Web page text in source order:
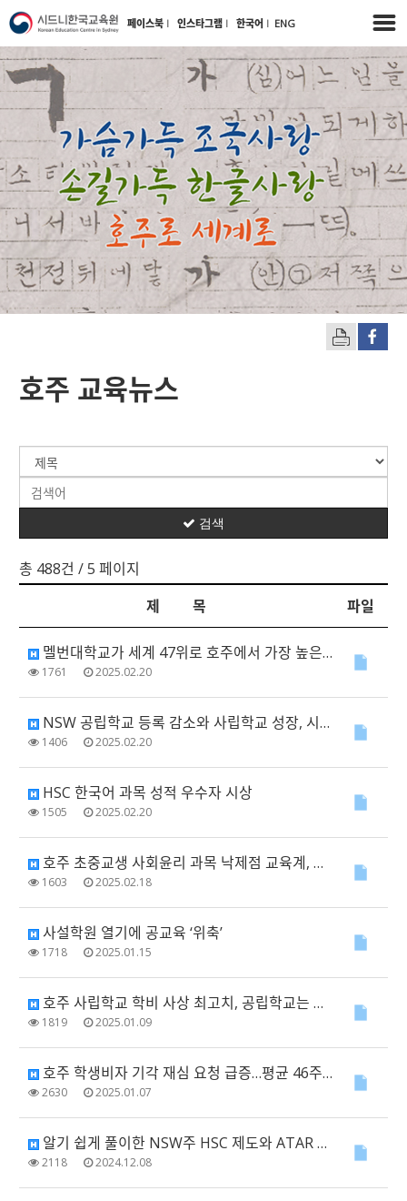
페이스북 l 인스타그램 l 한국어 l ENG
호주 교육뉴스
총 488건 / 5 페이지
검색
제 목 파일
멜번대학교가 세계 47위로 호주에서 가장 높은 순위
1761 2025.02.20
NSW 공립학교 등록 감소와 사립학교 성장, 시민교육·공교육 위기
1406 2025.02.20
HSC 한국어 과목 성적 우수자 시상
1505 2025.02.20
호주 초중교생 사회윤리 과목 낙제점 교육계, 민주시민의식 교육 위기 경고
1603 2025.02.18
사설학원 열기에 공교육 ‘위축’
1718 2025.01.15
호주 사립학교 학비 사상 최고치, 공립학교는 자원 부족 심화
1819 2025.01.09
호주 학생비자 기각 재심 요청 급증…평균 46주 소요
2630 2025.01.07
알기 쉽게 풀이한 NSW주 HSC 제도와 ATAR NSW주 대학입시 제도의 기본 상식
2118 2024.12.08